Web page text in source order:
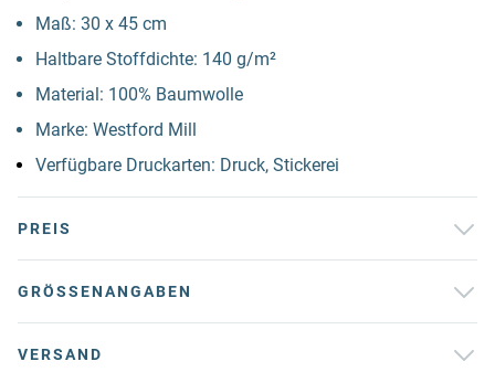
Maß: 30 x 45 cm
Haltbare Stoffdichte: 140 g/m²
Material: 100% Baumwolle
Marke: Westford Mill
Verfügbare Druckarten: Druck, Stickerei
PREIS
GRÖSSENANGABEN
VERSAND